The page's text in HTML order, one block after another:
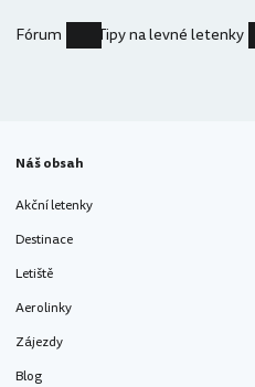
Fórum Tipy na levné letenky
Náš obsah
Akční letenky
Destinace
Letiště
Aerolinky
Zájezdy
Blog